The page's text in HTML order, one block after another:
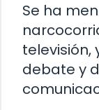
Se ha
televisión,
debate y